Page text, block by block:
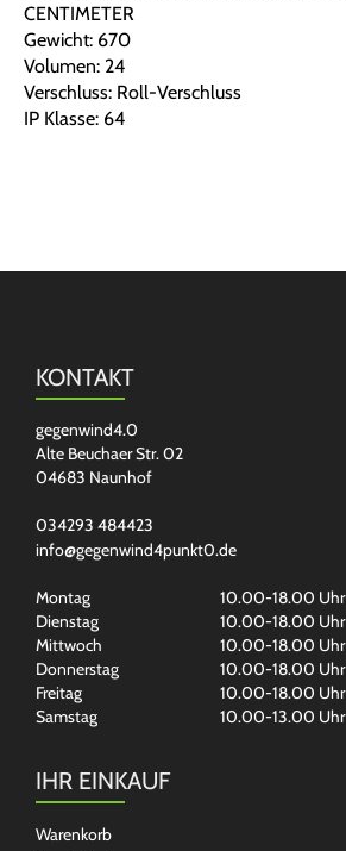
CENTIMETER
Gewicht: 670
Volumen: 24
Verschluss: Roll-Verschluss
IP Klasse: 64
KONTAKT
gegenwind4.0
Alte Beuchaer Str. 02
04683 Naunhof
034293 484423
info@gegenwind4punkt0.de
Montag
10.00-18.00 Uhr
Dienstag
10.00-18.00 Uhr
Mittwoch
10.00-18.00 Uhr
Donnerstag
10.00-18.00 Uhr
Freitag
10.00-18.00 Uhr
Samstag
10.00-13.00 Uhr
IHR EINKAUF
Warenkorb